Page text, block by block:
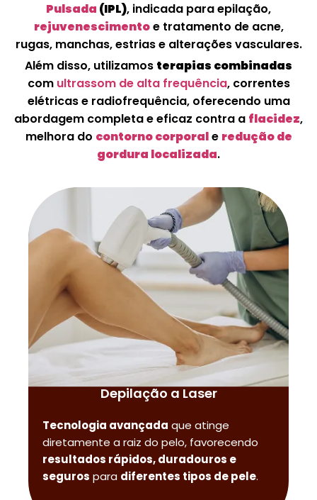
Pulsada (IPL), indicada para epilação,
rejuvenescimentoe tratamento de acne,
rugas, manchas, estrias e alterações vasculares.
Além disso, utilizamos terapias combinadas
com ultrassom de alta frequência, correntes
elétricas e radiofrequência, oferecendo uma
abordagem completa e eficaz contra a flacidez,
melhora do contorno corporale redução de
gordura localizada.
Depilação a Laser
Tecnologia avançada que atinge
diretamente a raiz do pelo, favorecendo
resultados rápidos, duradouros e
seguros para diferentes tipos de pele.